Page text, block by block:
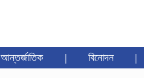
আন্তর্জাতিক | বিনোদন |